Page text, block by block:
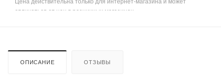
отличаться от цен в розничных магазинах
ОПИСАНИЕ ОТЗЫВЫ